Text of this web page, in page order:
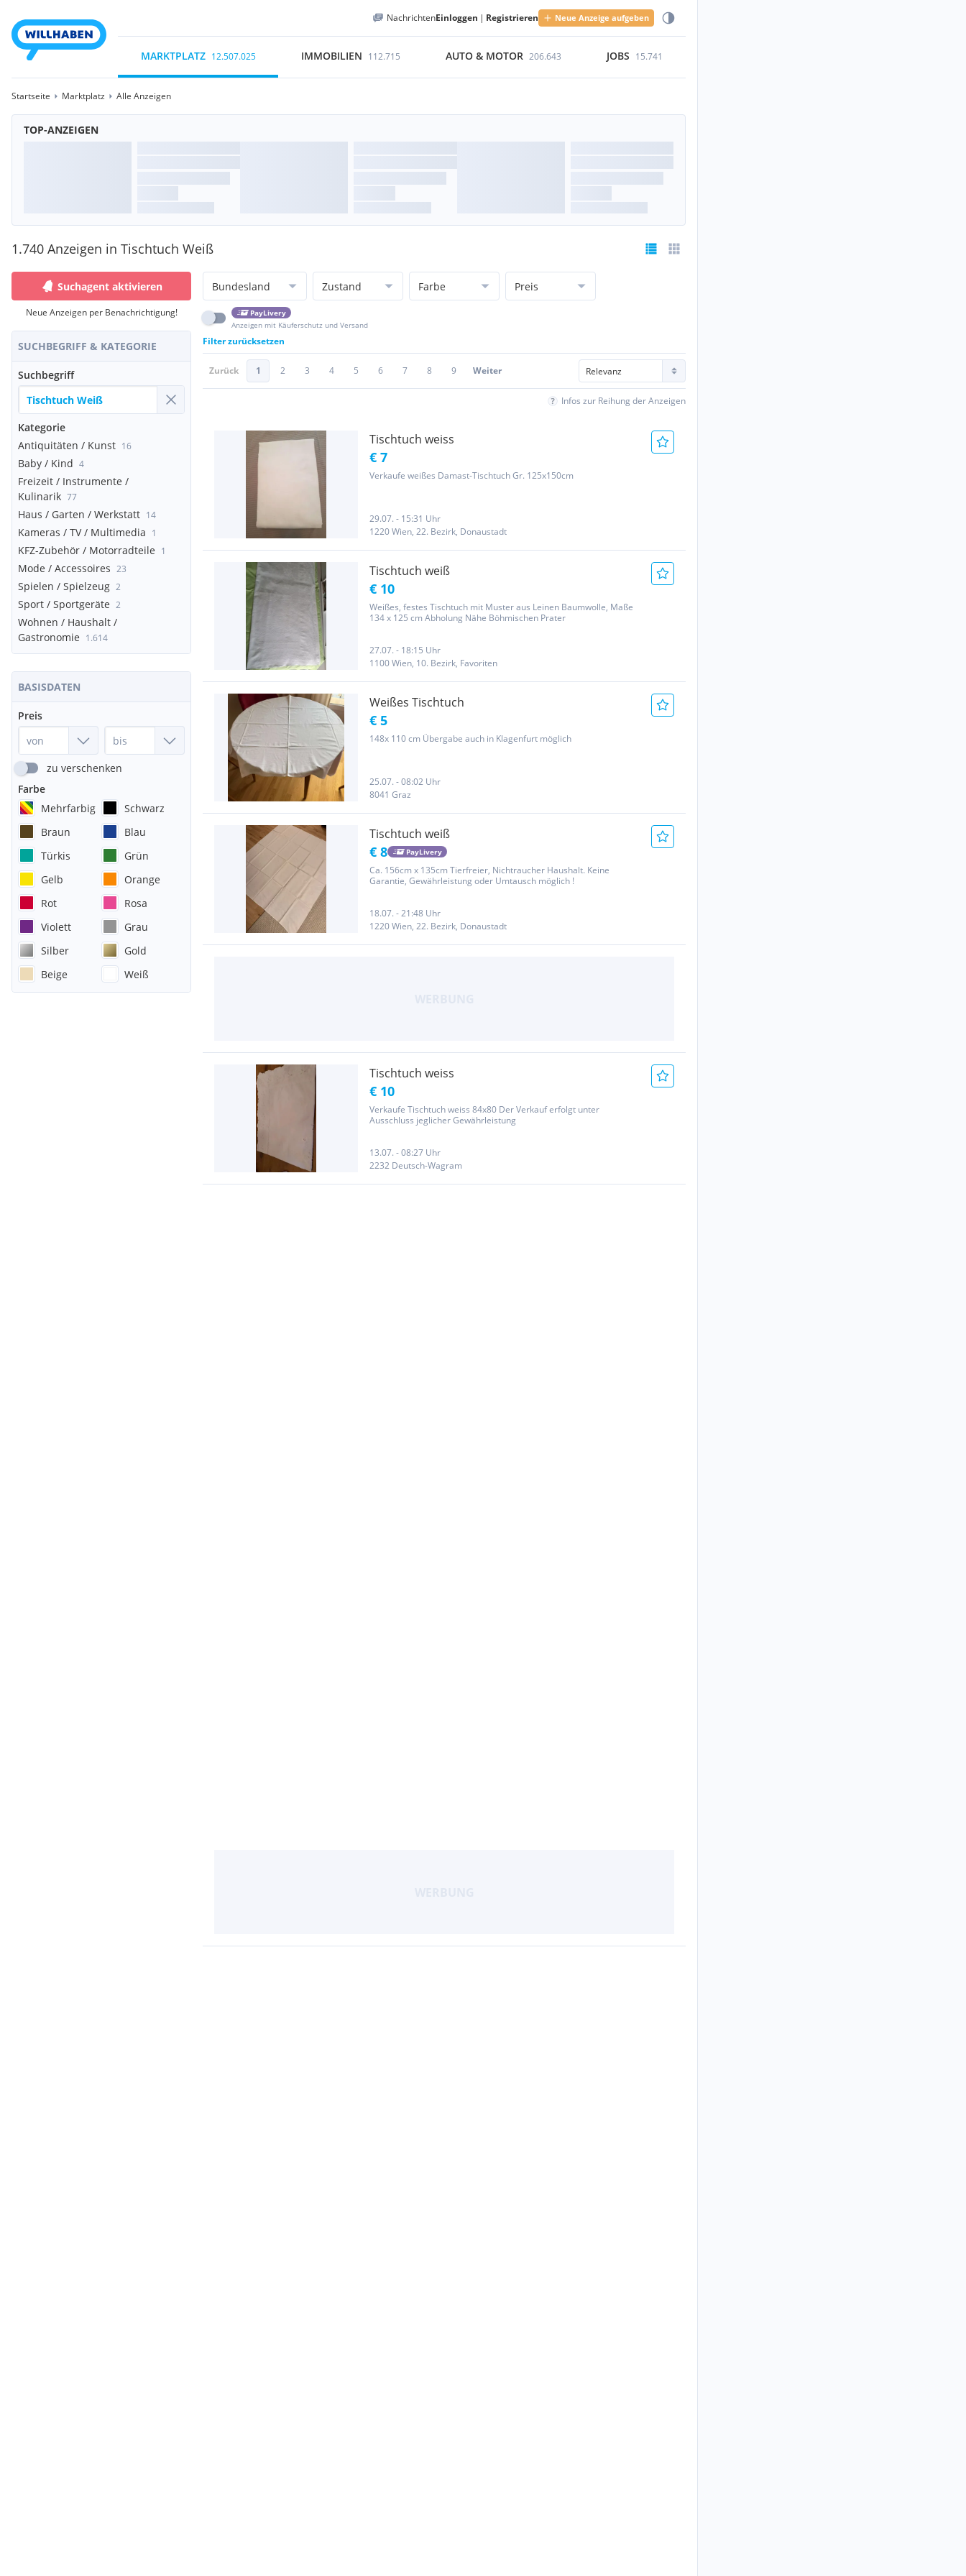
NachrichtenEinloggen | Registrieren Neue Anzeige aufgeben
MARKTPLATZ 12.507.025 IMMOBILIEN 112.715 AUTO & MOTOR 206.643 JOBS 15.741
Startseite Marktplatz Alle Anzeigen
TOP-ANZEIGEN
1.740 Anzeigen in Tischtuch Weiß
Suchagent aktivieren
Neue Anzeigen per Benachrichtigung!
SUCHBEGRIFF & KATEGORIE
Suchbegriff
Kategorie
Antiquitäten / Kunst 16
Baby / Kind 4
Freizeit / Instrumente /
Kulinarik 77
Haus / Garten / Werkstatt 14
Kameras / TV / Multimedia 1
KFZ-Zubehör / Motorradteile 1
Mode / Accessoires 23
Spielen / Spielzeug 2
Sport / Sportgeräte 2
Wohnen / Haushalt /
Gastronomie 1.614
BASISDATEN
Preis
zu verschenken
Farbe
Mehrfarbig
Schwarz
Braun
Blau
Türkis
Grün
Gelb
Orange
Rot
Rosa
Violett
Grau
Silber
Gold
Beige
Weiß
Bundesland Zustand Farbe Preis
PayLivery
Anzeigen mit Käuferschutz und Versand
Filter zurücksetzen
Zurück 1 2 3 4 5 6 7 8 9 Weiter
Infos zur Reihung der Anzeigen
Tischtuch weiss
€ 7
Verkaufe weißes Damast-Tischtuch Gr. 125x150cm
29.07. - 15:31 Uhr
1220 Wien, 22. Bezirk, Donaustadt
Tischtuch weiß
€ 10
Weißes, festes Tischtuch mit Muster aus Leinen Baumwolle, Maße
134 x 125 cm Abholung Nähe Böhmischen Prater
27.07. - 18:15 Uhr
1100 Wien, 10. Bezirk, Favoriten
Weißes Tischtuch
€ 5
148x 110 cm Übergabe auch in Klagenfurt möglich
25.07. - 08:02 Uhr
8041 Graz
Tischtuch weiß
€ 8 PayLivery
Ca. 156cm x 135cm Tierfreier, Nichtraucher Haushalt. Keine
Garantie, Gewährleistung oder Umtausch möglich !
18.07. - 21:48 Uhr
1220 Wien, 22. Bezirk, Donaustadt
Tischtuch weiss
€ 10
Verkaufe Tischtuch weiss 84x80 Der Verkauf erfolgt unter
Ausschluss jeglicher Gewährleistung
13.07. - 08:27 Uhr
2232 Deutsch-Wagram